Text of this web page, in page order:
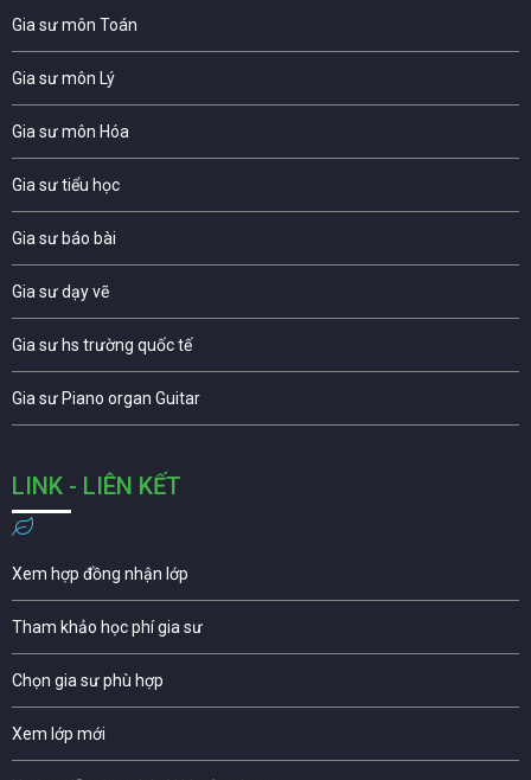
Gia sư môn Toán
Gia sư môn Lý
Gia sư môn Hóa
Gia sư tiểu học
Gia sư báo bài
Gia sư dạy vẽ
Gia sư hs trường quốc tế
Gia sư Piano organ Guitar
LINK - LIÊN KẾT
Xem hợp đồng nhận lớp
Tham khảo học phí gia sư
Chọn gia sư phù hợp
Xem lớp mới